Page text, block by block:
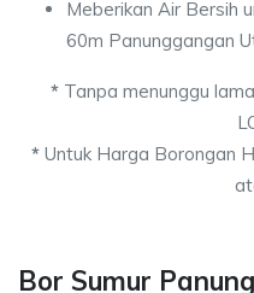
Meberikan Air Bersih
60m Panunggangan
*Tanpa menunggu
*Untuk Harga Borongan
Bor Sumur